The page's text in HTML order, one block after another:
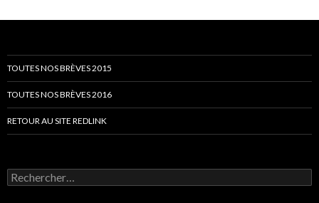
TOUTES NOS BRÈVES 2015
TOUTES NOS BRÈVES 2016
RETOUR AU SITE REDLINK
Rechercher :